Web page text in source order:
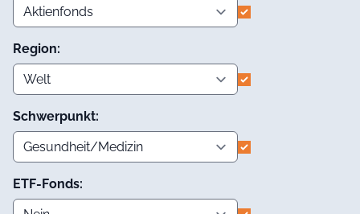
Region:
Schwerpunkt:
ETF-Fonds: